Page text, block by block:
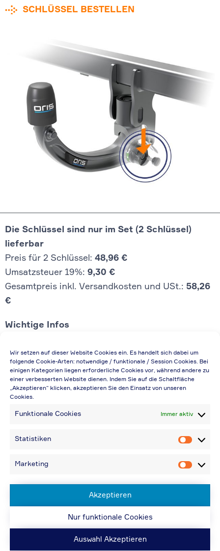
Wir setzen auf dieser Website Cookies ein. Es handelt sich dabei um
folgende Cookie-Arten: notwendige / funktionale / Session Cookies. Bei
einigen Kategorien liegen erforderliche Cookies vor, während andere zu
einer verbesserten Website dienen. Indem Sie auf die Schaltfläche
„Akzeptieren“ klicken, akzeptieren Sie den Einsatz von unseren
Cookies.
Funktionale Cookies Immer aktiv
Statistiken
Marketing
Akzeptieren
Nur funktionale Cookies
Auswahl Akzeptieren
SCHLÜSSEL BESTELLEN
Die Schlüssel sind nur im Set (2 Schlüssel)
lieferbar
Preis für 2 Schlüssel: 48,96 €
Umsatzsteuer 19%: 9,30 €
Gesamtpreis inkl. Versandkosten und USt.: 58,26
€
Wichtige Infos
Die Preisangabe gilt auch für
Handelsbetriebe (Netto-Preis, ohne
Rabattabzug)
Falls durch Falschangaben im Bestellformular
Bei Rückfragen können Sie uns über die E-
Bei Angabe von USt-IdNr und Bestellungen
| Website: ORIS